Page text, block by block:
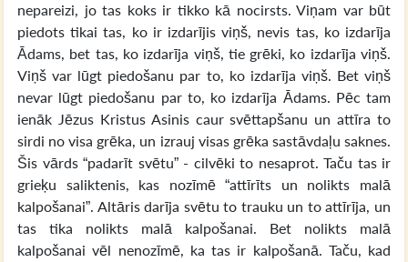
nepareizi, jo tas koks ir tikko kā nocirsts. Viņam var būt
piedots tikai tas, ko ir izdarījis viņš, nevis tas, ko izdarīja
Ādams, bet tas, ko izdarīja viņš, tie grēki, ko izdarīja viņš.
Viņš var lūgt piedošanu par to, ko izdarīja viņš. Bet viņš
nevar lūgt piedošanu par to, ko izdarīja Ādams. Pēc tam
ienāk Jēzus Kristus Asinis caur svēttapšanu un attīra to
sirdi no visa grēka, un izrauj visas grēka sastāvdaļu saknes.
Šis vārds “padarīt svētu” - cilvēki to nesaprot. Taču tas ir
grieķu saliktenis, kas nozīmē “attīrīts un nolikts malā
kalpošanai”. Altāris darīja svētu to trauku un to attīrīja, un
tas tika nolikts malā kalpošanai. Bet nolikts malā
kalpošanai vēl nenozīmē, ka tas ir kalpošanā. Taču, kad